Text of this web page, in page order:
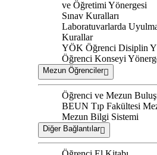
ve Öğretimi Yönergesi
Sınav Kuralları
Laboratuvarlarda
Kurallar
YÖK Öğrenci Disiplin
Öğrenci Konseyi
Mezun Öğrenciler
Öğrenci ve Mezun
BEUN Tıp Fakültesi
Mezun Bilgi Sistemi
Diğer Bağlantılar